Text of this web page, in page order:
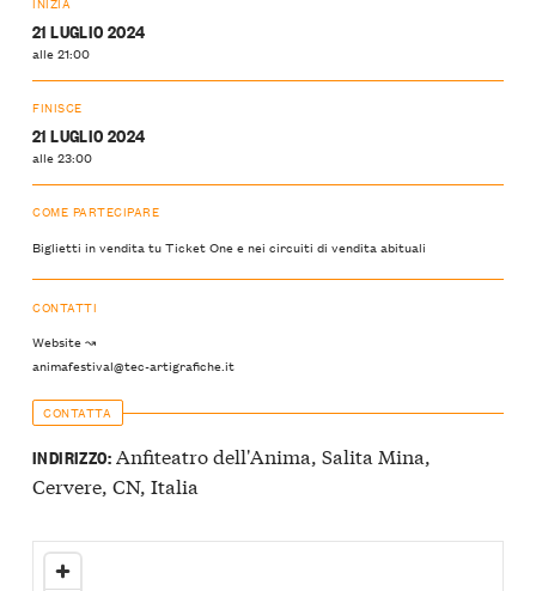
21 LUGLIO 2024
alle 21:00
FINISCE
21 LUGLIO 2024
alle 23:00
COME PARTECIPARE
Biglietti in vendita tu Ticket One e nei circuiti di vendita abituali
CONTATTI
Website ↝
animafestival@tec-artigrafiche.it
CONTATTA
INDIRIZZO:Anfiteatro dell'Anima, Salita Mina,
Cervere, CN, Italia